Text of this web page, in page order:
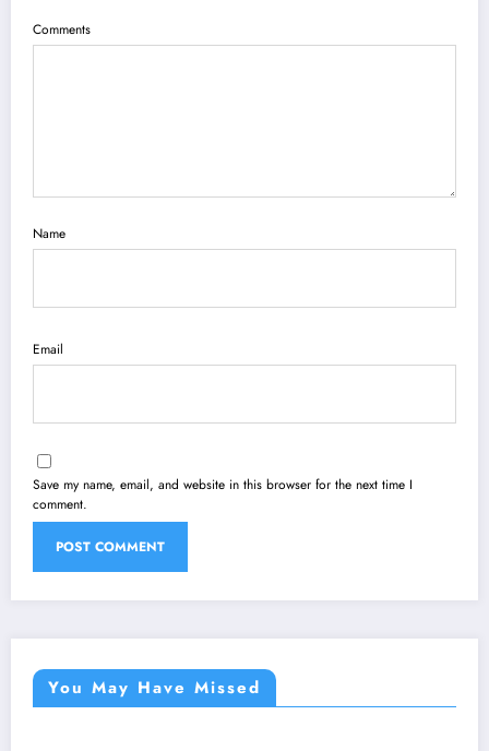
Comments
Name
Email
Save my name, email, and website in this browser for the next time I
comment.
You May Have Missed